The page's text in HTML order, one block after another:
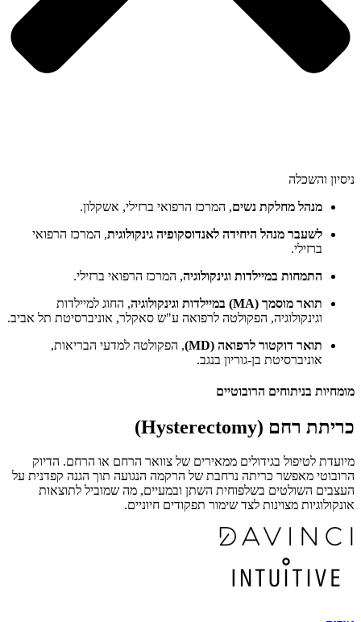
ניסיון והשכלה
מנהל מחלקת נשים, המרכז הרפואי ברזילי, אשקלון.
לשעבר מנהל היחידה לאנדוסקופיה גינקולוגית, המרכז הרפואי
ברזילי.
התמחות במיילדות וגינקולוגיה, המרכז הרפואי ברזילי.
תואר מוסמך (MA) במיילדות וגינקולוגיה
, החוג למיילדות
וגינקולוגיה, הפקולטה לרפואה ע"ש סאקלר, אוניברסיטת תל אביב.
תואר דוקטור לרפואה (MD)
, הפקולטה למדעי הבריאות,
אוניברסיטת בן-גוריון בנגב.
מומחיות בניתוחים הרובוטיים
כריתת רחם (Hysterectomy)
מיועדת לטיפול בגידולים ממאירים של צוואר הרחם או הרחם. הדיוק
הרובוטי מאפשר כריתה נרחבת של הרקמה הנגועה תוך הגנה קפדנית על
העצבים השולטים בשלפוחית השתן ובמעיים, מה שמוביל לתוצאות
אונקולוגיות מצוינות לצד שימור תפקודים חיוניים.